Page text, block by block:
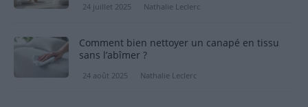
24 juillet 2025 Nathalie Leclerc
Comment bien nettoyer un canapé en tissu
sans l’abîmer ?
24 août 2025 Nathalie Leclerc